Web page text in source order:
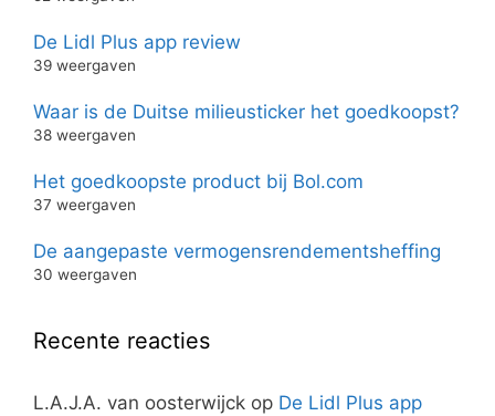
De Lidl Plus app review
39 weergaven
Waar is de Duitse milieusticker het goedkoopst?
38 weergaven
Het goedkoopste product bij Bol.com
37 weergaven
De aangepaste vermogensrendementsheffing
30 weergaven
Recente reacties
L.A.J.A. van oosterwijck op De Lidl Plus app